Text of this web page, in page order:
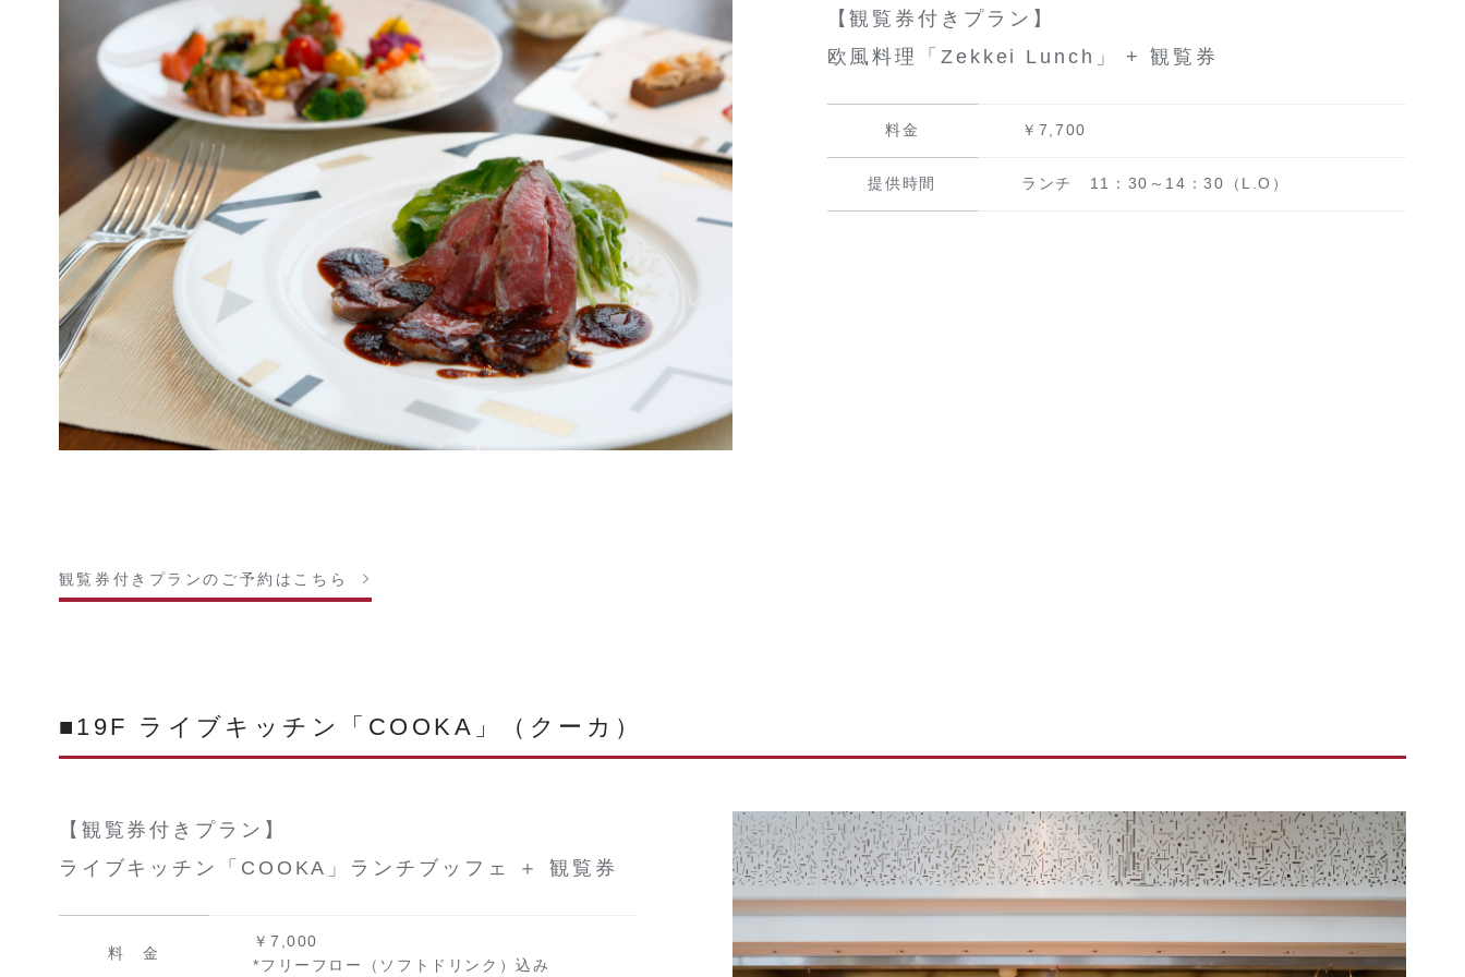
【観覧券付きプラン】
欧風料理「Zekkei Lunch」 + 観覧券
料金 ￥7,700
提供時間 ランチ 11：30～14：30（L.O）
観覧券付きプランのご予約はこちら
■19F ライブキッチン「COOKA」（クーカ）
【観覧券付きプラン】
ライブキッチン「COOKA」ランチブッフェ ＋ 観覧券
料 金
￥7,000
*フリーフロー（ソフトドリンク）込み